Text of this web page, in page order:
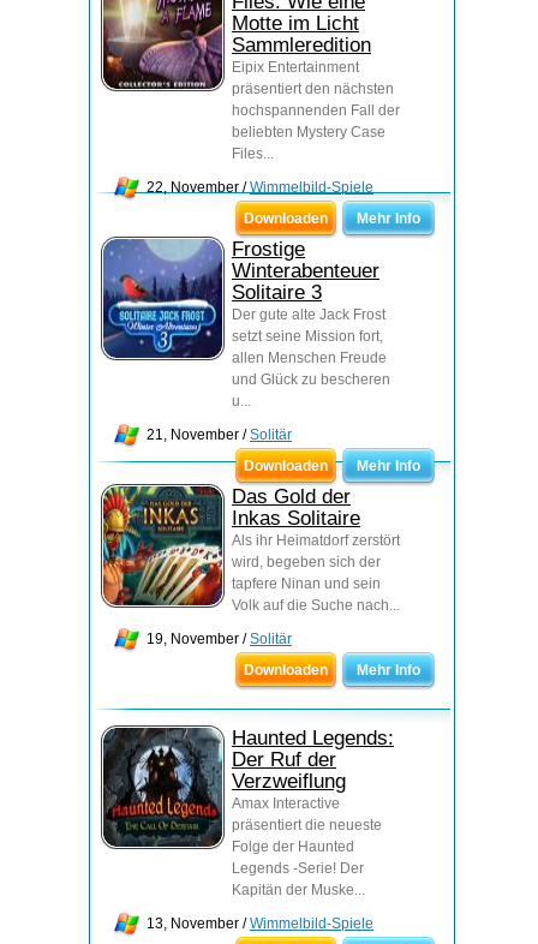
Motte im Licht
Sammleredition
Eipix Entertainment
präsentiert den nächsten
hochspannenden Fall der
beliebten Mystery Case
Files...
22, November /Wimmelbild-Spiele
Downloaden
Mehr Info
Frostige
Winterabenteuer
Solitaire 3
Der gute alte Jack Frost
setzt seine Mission fort,
allen Menschen Freude
und Glück zu bescheren
u...
21, November /Solitär
Downloaden
Mehr Info
Das Gold der
Inkas Solitaire
Als ihr Heimatdorf zerstört
wird, begeben sich der
tapfere Ninan und sein
Volk auf die Suche nach...
19, November /Solitär
Downloaden
Mehr Info
Haunted Legends:
Der Ruf der
Verzweiflung
Amax Interactive
präsentiert die neueste
Folge der Haunted
Legends -Serie! Der
Kapitän der Muske...
13, November /Wimmelbild-Spiele